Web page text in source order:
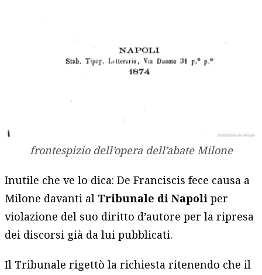
frontespizio dell’opera dell’abate Milone
Inutile che ve lo dica: De Franciscis fece causa a
Milone davanti al Tribunale di Napoli per
violazione del suo diritto d’autore per la ripresa
dei discorsi già da lui pubblicati.
Il Tribunale rigettò la richiesta ritenendo che il